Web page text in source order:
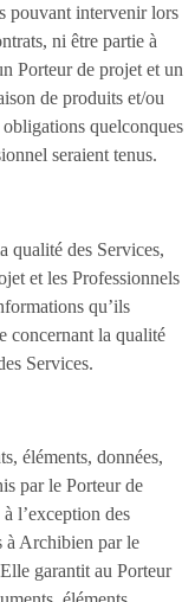
pouvant intervenir lors
ni être partie à
Porteur de projet et un
de produits et/ou
obligations quelconques
seraient tenus.
qualité des Services,
et les Professionnels
qu’ils
concernant la qualité
Services.
éléments, données,
par le Porteur de
l’exception des
à Archibien par le
garantit au Porteur